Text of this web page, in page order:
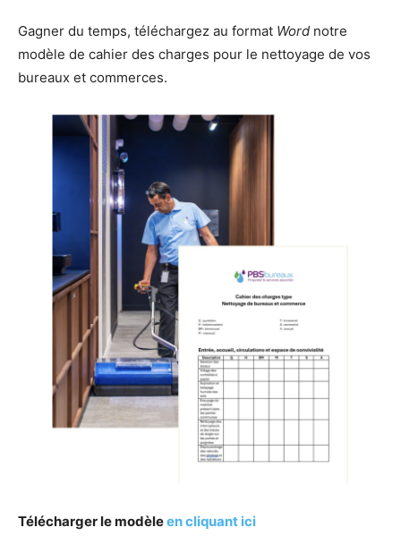
Gagner du temps, téléchargez au format Word notre
modèle de cahier des charges pour le nettoyage de vos
bureaux et commerces.
Télécharger le modèleen cliquant ici